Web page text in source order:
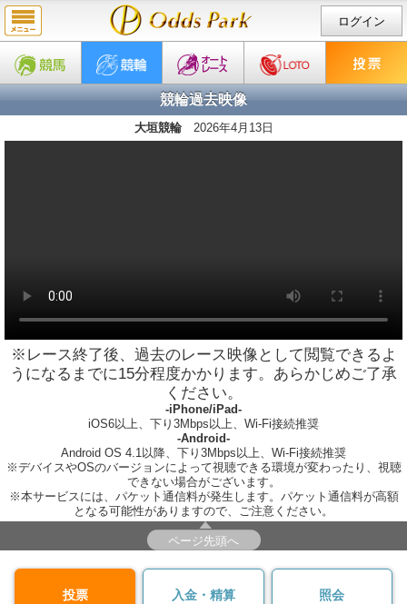
ログイン
競輪過去映像
大垣競輪 2026年4月13日
※レース終了後、過去のレース映像として閲覧できるよ
うになるまでに15分程度かかります。あらかじめご了承
ください。
-iPhone/iPad-
iOS6以上、下り3Mbps以上、Wi-Fi接続推奨
-Android-
Android OS 4.1以降、下り3Mbps以上、Wi-Fi接続推奨
※デバイスやOSのバージョンによって視聴できる環境が変わったり、視聴
できない場合がございます。
※本サービスには、パケット通信料が発生します。パケット通信料が高額
となる可能性がありますので、ご注意ください。
ページ先頭へ
投票 入金・精算 照会